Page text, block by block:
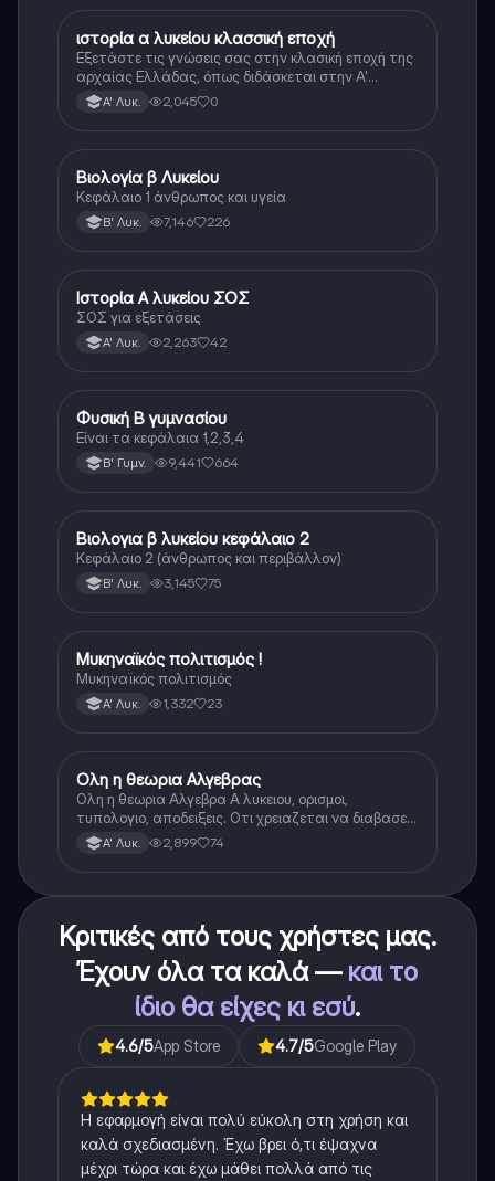
Ιστορία
ιστορία α λυκείου κλασσική εποχή
Εξετάστε τις γνώσεις σας στην κλασική εποχή της
αρχαίας Ελλάδας, όπως διδάσκεται στην Α'
Λυκείου.Α' Λυκ. 2,045 0
Βιολογία
Βιολογία β Λυκείου
Κεφάλαιο 1 άνθρωπος και υγεία
Β' Λυκ. 7,146 226
Ιστορία
Ιστορία Α λυκείου ΣΟΣ
ΣΟΣ για εξετάσεις
Α' Λυκ. 2,263 42
Φυσική
Φυσική Β γυμνασίου
Είναι τα κεφάλαια 1,2,3,4
Β' Γυμν. 9,441 664
Βιολογία
Βιολογια β λυκείου κεφάλαιο 2
Κεφάλαιο 2 (άνθρωπος και περιβάλλον)
Β' Λυκ. 3,145 75
Ιστορία
Μυκηναϊκός πολιτισμός !
Μυκηναϊκός πολιτισμός
Α' Λυκ. 1,332 23
Μαθηματικά
Ολη η θεωρια Αλγεβρας
Ολη η θεωρια Αλγεβρα Α λυκειου, ορισμοι,
τυπολογιο, αποδειξεις. Οτι χρειαζεται να διαβασεις
για το θεωρητικο κομματι της αλγεβρας.
Α' Λυκ. 2,899 74
Κριτικές από τους χρήστες μας.
Έχουν όλα τα καλά — και το
ίδιο θα είχες κι εσύ.
4.6/5App Store 4.7/5Google Play
Η εφαρμογή είναι πολύ εύκολη στη χρήση και
καλά σχεδιασμένη. Έχω βρει ό,τι έψαχνα
μέχρι τώρα και έχω μάθει πολλά από τις